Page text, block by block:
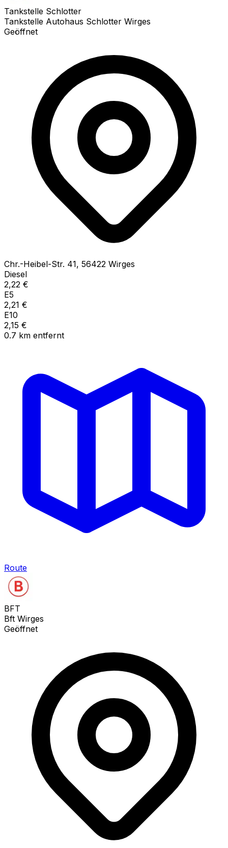
Tankstelle Schlotter
Tankstelle Autohaus Schlotter Wirges
Geöffnet
Chr.-Heibel-Str. 41, 56422 Wirges
Diesel
2,22 €
E5
2,21 €
E10
2,15 €
0.7 km entfernt
Route
BFT
Bft Wirges
Geöffnet